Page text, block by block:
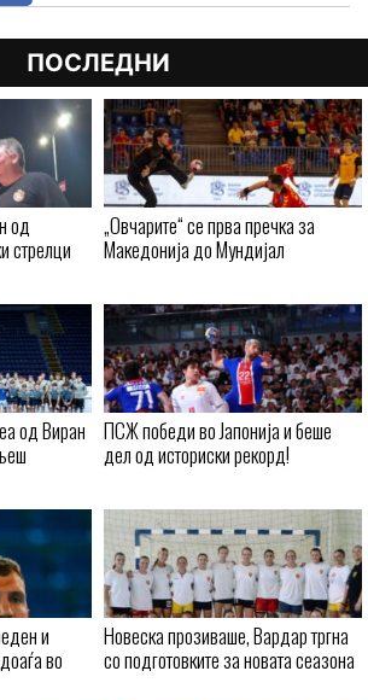
ПОСЛЕДНИ
од
стрелци
„Овчарите“ се прва пречка за
Македонија до Мундијал
од Виран
ПСЖ победи во Јапонија и беше
дел од историски рекорд!
и
во
Новеска прозиваше, Вардар тргна
со подготовките за новата сеазона